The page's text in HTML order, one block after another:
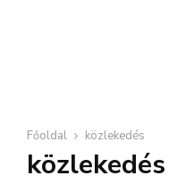
Főoldal közlekedés
közlekedés